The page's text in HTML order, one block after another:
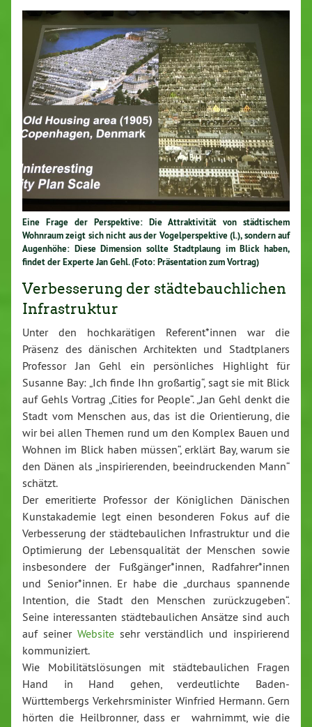
Eine Frage der Perspektive: Die Attraktivität von städtischem
Wohnraum zeigt sich nicht aus der Vogelperspektive (l.), sondern auf
Augenhöhe: Diese Dimension sollte Stadtplaung im Blick haben,
findet der Experte Jan Gehl. (Foto: Präsentation zum Vortrag)
Verbesserung der städtebauchlichen
Infrastruktur
Unter den hochkarätigen Referent*innen war die
Präsenz des dänischen Architekten und Stadtplaners
Professor Jan Gehl ein persönliches Highlight für
Susanne Bay: „Ich finde Ihn großartig“, sagt sie mit Blick
auf Gehls Vortrag „Cities for People“. „Jan Gehl denkt die
Stadt vom Menschen aus, das ist die Orientierung, die
wir bei allen Themen rund um den Komplex Bauen und
Wohnen im Blick haben müssen“, erklärt Bay, warum sie
den Dänen als „inspirierenden, beeindruckenden Mann“
schätzt.
Der emeritierte Professor der Königlichen Dänischen
Kunstakademie legt einen besonderen Fokus auf die
Verbesserung der städtebaulichen Infrastruktur und die
Optimierung der Lebensqualität der Menschen sowie
insbesondere der Fußgänger*innen, Radfahrer*innen
und Senior*innen. Er habe die „durchaus spannende
Intention, die Stadt den Menschen zurückzugeben“.
Seine interessanten städtebaulichen Ansätze sind auch
auf seiner Websitesehr verständlich und inspirierend
kommuniziert.
Wie Mobilitätslösungen mit städtebaulichen Fragen
Hand in Hand gehen, verdeutlichte Baden-
Württembergs Verkehrsminister Winfried Hermann. Gern
hörten die Heilbronner, dass er wahrnimmt, wie die